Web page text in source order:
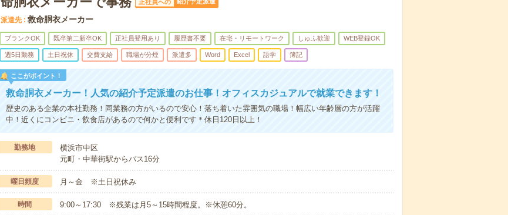
正社員への
派遣先 救命胴衣メーカー
ブランクOK 既卒第二新卒OK 正社員登用あり 履歴書不要 在宅・リモートワーク しゅふ歓迎 WEB登録OK
週5日勤務 土日祝休 交費支給 職場が分煙 派遣多 Word Excel 語学 簿記
ここがポイント！
救命胴衣メーカー！人気の紹介予定派遣のお仕事！オフィスカジュアルで就業できます！
歴史のある企業の本社勤務！同業務の方がいるので安心！落ち着いた雰囲気の職場！幅広い年齢層の方が活躍
中！近くにコンビニ・飲食店があるので何かと便利です＊休日120日以上！
勤務地
横浜市中区
元町・中華街駅からバス16分
曜日頻度 月～金 ※土日祝休み
時間 9:00～17:30 ※残業は月5～15時間程度。※休憩60分。